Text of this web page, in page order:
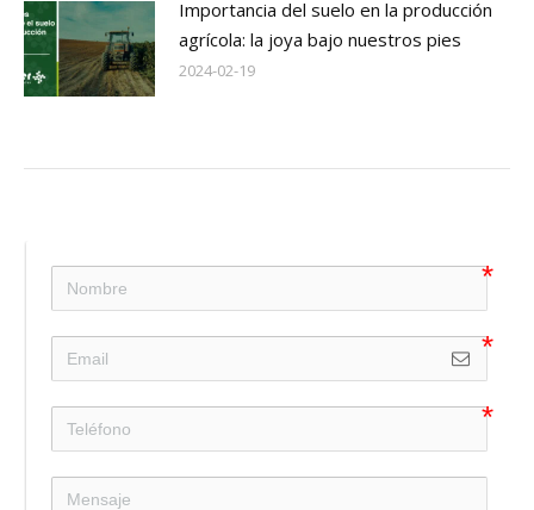
Importancia del suelo en la producción
agrícola: la joya bajo nuestros pies
2024-02-19